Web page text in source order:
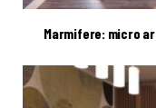
Marmifere: micro